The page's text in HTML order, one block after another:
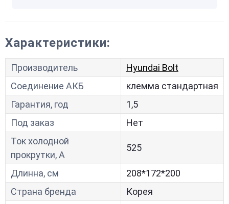
Характеристики:
Производитель
Hyundai Bolt
Соединение АКБ
клемма стандартная
Гарантия, год
1,5
Под заказ
Нет
Ток холодной
прокрутки, A
525
Длинна, см
208*172*200
Страна бренда
Корея